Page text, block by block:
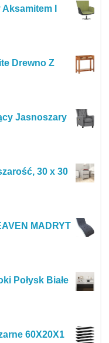
I
Drewno Z
Jasnoszary
30 x 30
MADRYT
Połysk Białe
60X20X1